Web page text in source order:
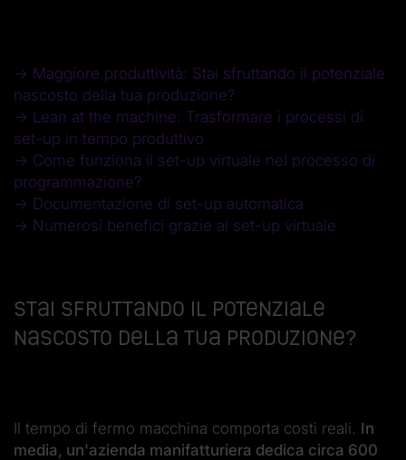
→ Maggiore produttività: Stai sfruttando il potenziale
nascosto della tua produzione?
→ Lean at the machine: Trasformare i processi di
set-up in tempo produttivo
→ Come funziona il set-up virtuale nel processo di
programmazione?
→ Documentazione di set-up automatica
→ Numerosi benefici grazie al set-up virtuale
Stai sfruttando il potenziale
nascosto della tua produzione?
Il tempo di fermo macchina comporta costi reali. In
media, un'azienda manifatturiera dedica circa 600